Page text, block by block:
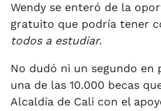
Wendy se enteró de la
gratuito que podría tener
todos a estudiar.
No dudó ni un segundo en
una de las 10.000 becas
Alcaldía de Cali con el